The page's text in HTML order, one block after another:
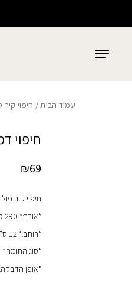
עמוד הבית/ חיפוי
חיפוי
₪69
חיפוי קיר
*אורך:* 290 ס”מ
*רוחב:* 12 ס”מ (11.5 ס”מ נטו על קיר)
*סוג החומר:*
*אופן הדבקה:*